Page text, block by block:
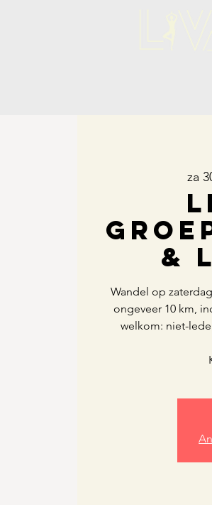
za
&
Wandel op
ongeveer 10 km,
welkom: niet-